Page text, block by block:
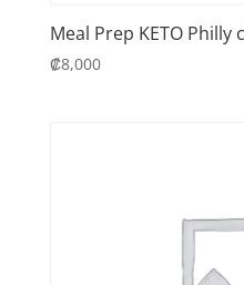
Meal Prep KETO Philly
₡8,000